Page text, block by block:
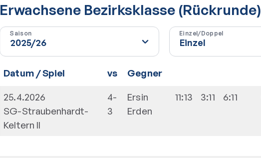
Erwachsene Bezirksklasse (Rückrunde)
Saison Einzel/Doppel
Datum / Spiel vs Gegner
25.4.2026
SG-Straubenhardt-
Keltern II
4-
3
Ersin
Erden
11:13 3:11 6:11